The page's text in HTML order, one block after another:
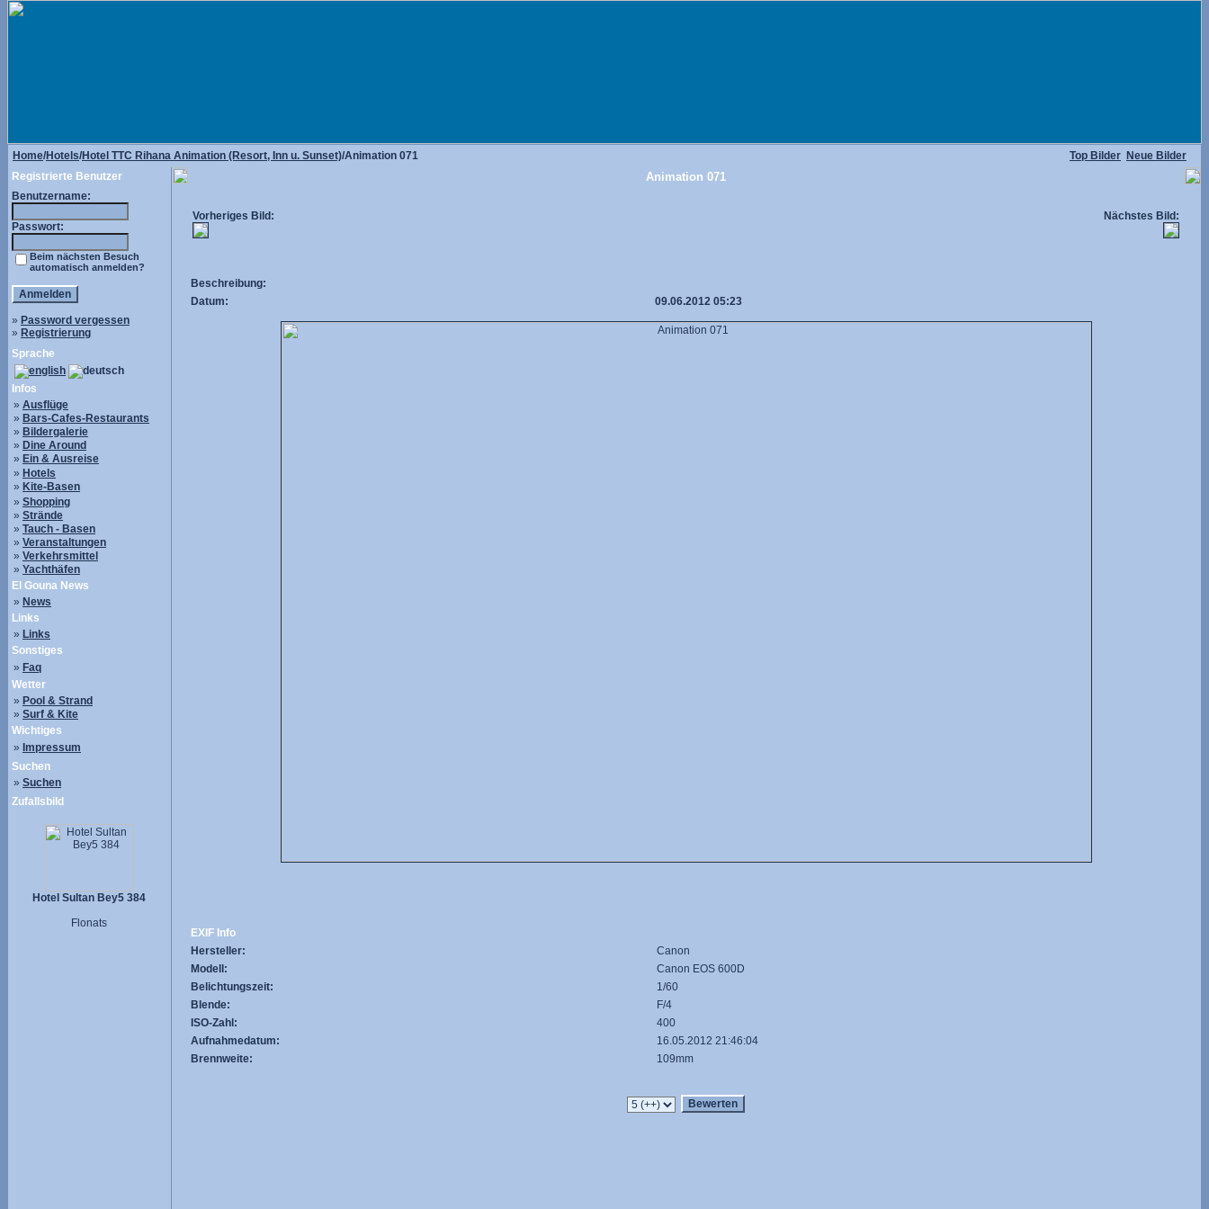
Home/Hotels/Hotel TTC Rihana Animation (Resort, Inn u. Sunset)/Animation 071 Top Bilder Neue Bilder
Registrierte Benutzer
Benutzername:
Passwort:
Beim nächsten Besuch
automatisch anmelden?
» Password vergessen
» Registrierung
Sprache
Infos
» Ausflüge
» Bars-Cafes-Restaurants
» Bildergalerie
» Dine Around
» Ein & Ausreise
» Hotels
» Kite-Basen
» Shopping
» Strände
» Tauch - Basen
» Veranstaltungen
» Verkehrsmittel
» Yachthäfen
El Gouna News
» News
Links
» Links
Sonstiges
» Faq
Wetter
» Pool & Strand
» Surf & Kite
Wichtiges
» Impressum
Suchen
» Suchen
Zufallsbild
Hotel Sultan Bey5 384
Flonats
Animation 071
Vorheriges Bild: Nächstes Bild:
Beschreibung:
Datum:
09.06.2012 05:23
EXIF Info
Hersteller:
Canon
Modell:
Canon EOS 600D
Belichtungszeit:
1/60
Blende:
F/4
ISO-Zahl:
400
Aufnahmedatum:
16.05.2012 21:46:04
Brennweite:
109mm